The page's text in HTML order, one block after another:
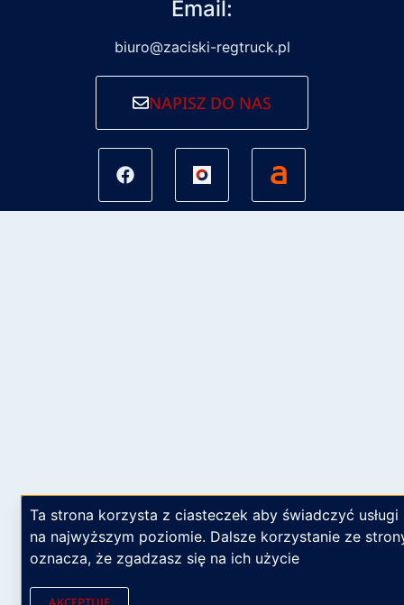
Email:
biuro@zaciski-regtruck.pl
NAPISZ DO NAS
Ta strona korzysta z ciasteczek aby świadczyć usługi
na najwyższym poziomie. Dalsze korzystanie ze
oznacza, że zgadzasz się na ich użycie